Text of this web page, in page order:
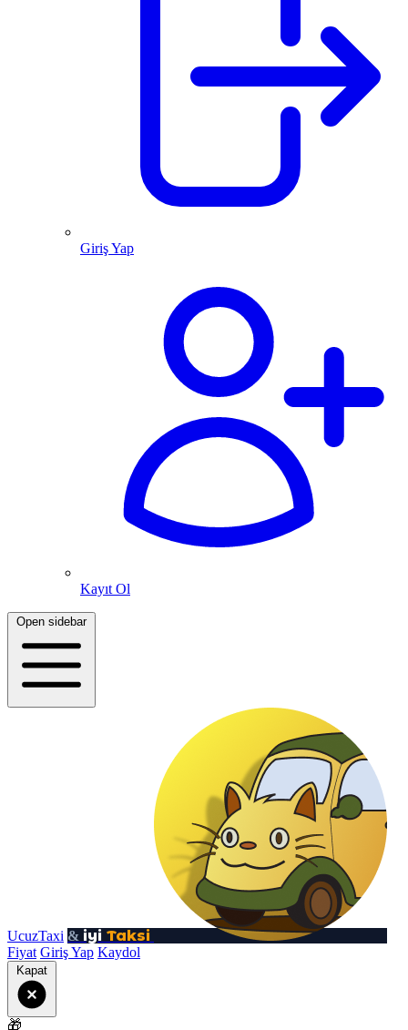
Giriş Yap
Kayıt Ol
Open sidebar
UcuzTaxi & iyi Taksi
Fiyat Giriş Yap Kaydol
Kapat
🎁